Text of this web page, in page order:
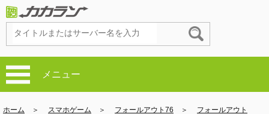
メニュー
ホーム ＞ スマホゲーム ＞ フォールアウト76 ＞ フォールアウト